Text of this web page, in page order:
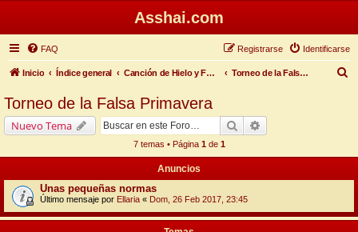
Asshai.com
FAQ Identificarse
Registrarse
Inicio Índice general Canción de Hielo y Fuego Torneo de la Falsa Primavera
Torneo de la Falsa Primavera
Nuevo Tema Buscar
7 temas • Página 1de 1
Anuncios
Unas pequeñas normas
Último mensaje por Ellaria « Dom, 26 Feb 2017, 23:45